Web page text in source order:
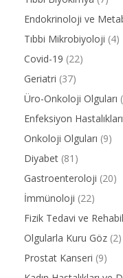
Endokrinoloji ve
Tıbbi Mikrobiyoloji (4)
Covid-19 (22)
Geriatri (37)
Üro-Onkoloji Olguları
Enfeksiyon Hastalıkları
Onkoloji Olguları (9)
Diyabet (81)
Gastroenteroloji (20)
İmmünoloji (22)
Fizik Tedavi ve
Olgularla Kuru Göz (2)
Prostat Kanseri (9)